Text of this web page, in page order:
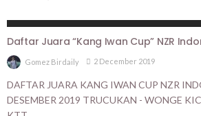
Daftar Juara “Kang Iwan Cup” NZR
Gomez Birdaily 2 December 2019
DAFTAR JUARA KANG IWAN CUP NZR
DESEMBER 2019 TRUCUKAN - WONGE